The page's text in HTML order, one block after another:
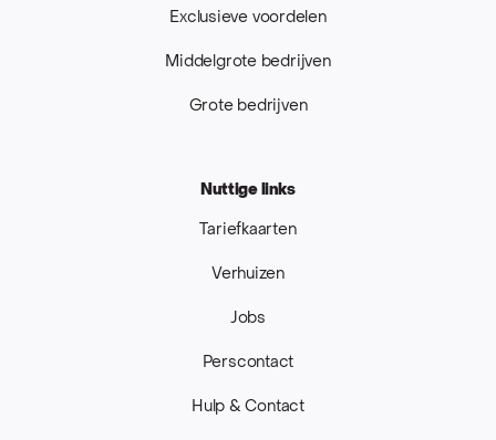
Exclusieve voordelen
Middelgrote bedrijven
Grote bedrijven
Nuttige links
Tariefkaarten
Verhuizen
Jobs
Perscontact
Hulp & Contact